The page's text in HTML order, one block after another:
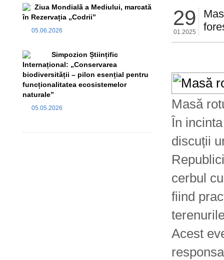
Ziua Mondială a Mediului, marcată
în Rezervația „Codrii”
05.06.2026
Simpozion Științific
Internațional: „Conservarea
biodiversității – pilon esențial pentru
funcționalitatea ecosistemelor
naturale”
05.05.2026
29
01.2025
Masă
În
discuții
cerbul
fiind
Acest